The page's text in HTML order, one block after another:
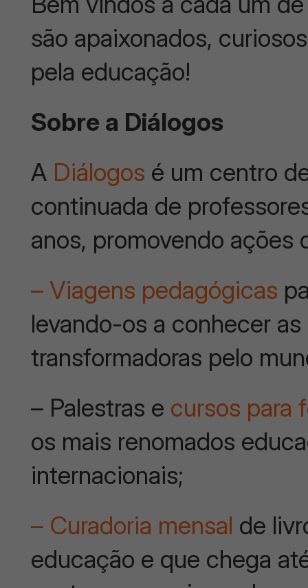
são apaixonados,
pela educação!
Sobre a Diálogos
A Diálogos é um centro
continuada de
anos, promovendo ações
– Viagens pedagógicas
levando-os a conhecer
transformadoras pelo
– Palestras e cursos para
os mais renomados
internacionais;
– Curadoria mensal de
educação e que chega